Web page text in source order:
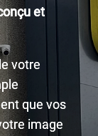
et
votre
que vos
image